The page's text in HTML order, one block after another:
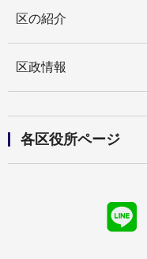
区の紹介
区政情報
各区役所ページ